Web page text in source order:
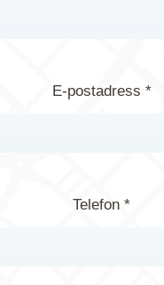
E-postadress *
Telefon *